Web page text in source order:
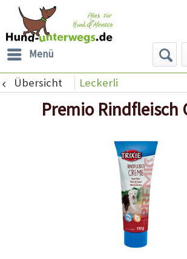
Menü
Übersicht Leckerli
Premio Rindfleisch